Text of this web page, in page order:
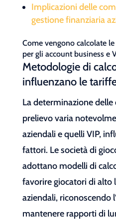
Implicazioni delle
gestione finanziaria
Come vengono calcolate
per gli account business e
Metodologie di
influenzano le
La determinazione
prelievo varia
aziendali e quelli VIP,
fattori. Le società di
adottano modelli di
favorire giocatori di alto
aziendali, riconoscendo
mantenere rapporti di